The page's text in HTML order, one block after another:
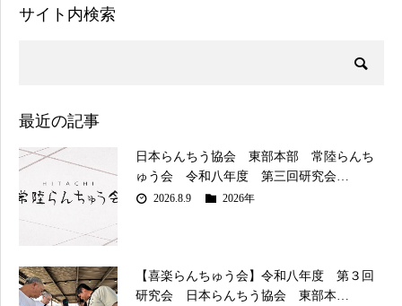
サイト内検索
最近の記事
日本らんちう協会 東部本部 常陸らんち
ゅう会 令和八年度 第三回研究会…
2026.8.9 2026年
【喜楽らんちゅう会】令和八年度 第３回
研究会 日本らんちう協会 東部本…